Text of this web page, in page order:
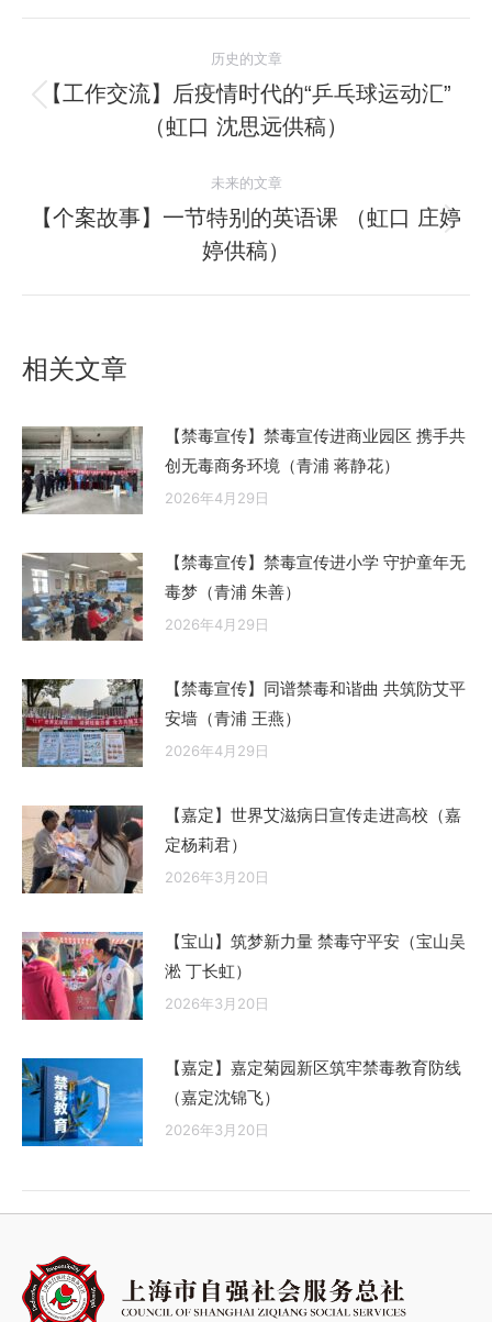
章
历史的文章
历
史
章：
【工作交流】后疫情时代的“乒乓球运动汇”
（虹口 沈思远供稿）
未来的文章
未
来
的
【个案故事】一节特别的英语课 （虹口 庄婷
婷供稿）
相关文章
【禁毒宣传】禁毒宣传进商业园区 携手共
创无毒商务环境（青浦 蒋静花）
2026年4月29日
【禁毒宣传】禁毒宣传进小学 守护童年无
毒梦（青浦 朱善）
2026年4月29日
【禁毒宣传】同谱禁毒和谐曲 共筑防艾平
安墙（青浦 王燕）
2026年4月29日
【嘉定】世界艾滋病日宣传走进高校（嘉
定杨莉君）
2026年3月20日
【宝山】筑梦新力量 禁毒守平安（宝山吴
淞 丁长虹）
2026年3月20日
【嘉定】嘉定菊园新区筑牢禁毒教育防线
（嘉定沈锦飞）
2026年3月20日